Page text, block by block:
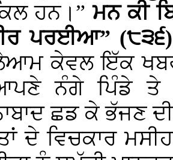
ਹਨ।”ਮਨ ਕੀ
ਪਰਈਆ”
ਕੇਵਲ ਇੱਕ
ਨੰਗੇ ਪਿੰਡੇ ਤੇ
ਛਡ ਕੇ ਭੱਜਣ
ਦੇ ਵਿਚਕਾਰ